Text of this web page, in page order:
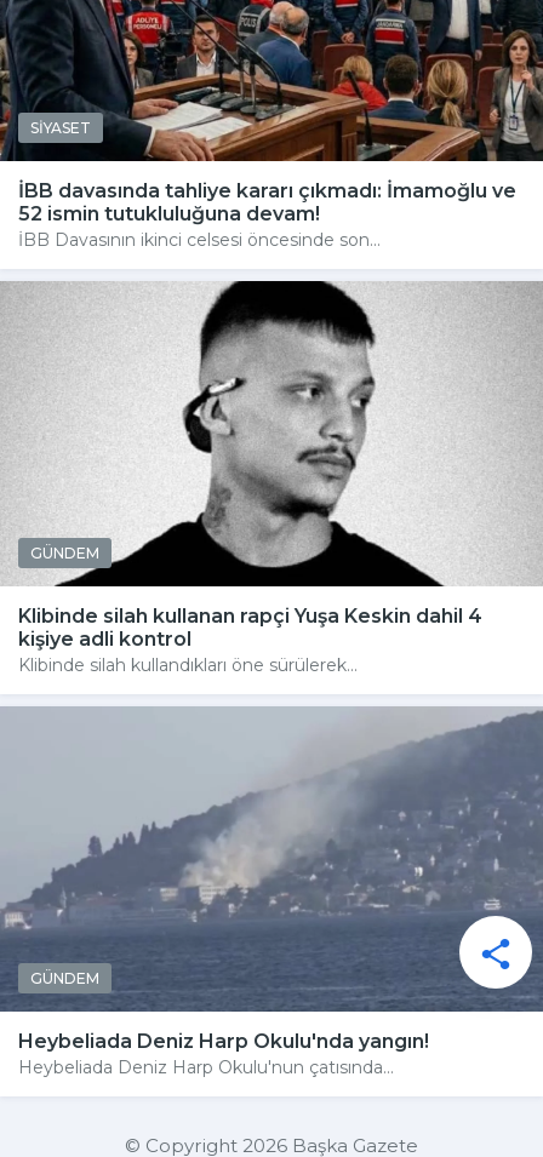
SİYASET
İBB davasında tahliye kararı çıkmadı: İmamoğlu ve
52 ismin tutukluluğuna devam!
İBB Davasının ikinci celsesi öncesinde son...
GÜNDEM
Klibinde silah kullanan rapçi Yuşa Keskin dahil 4
kişiye adli kontrol
Klibinde silah kullandıkları öne sürülerek...
GÜNDEM
Heybeliada Deniz Harp Okulu'nda yangın!
Heybeliada Deniz Harp Okulu'nun çatısında...
© Copyright 2026 Başka Gazete